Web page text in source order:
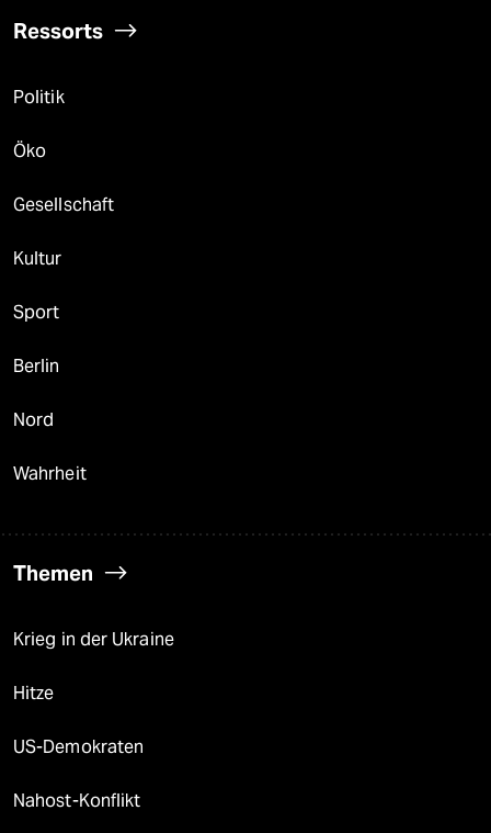
Ressorts
Politik
Öko
Gesellschaft
Kultur
Sport
Berlin
Nord
Wahrheit
Themen
Krieg in der Ukraine
Hitze
US-Demokraten
Nahost-Konflikt